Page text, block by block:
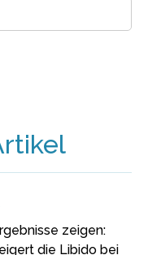
zeigen:
die Libido bei